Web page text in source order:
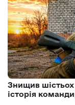
Знищив шістьох
історія